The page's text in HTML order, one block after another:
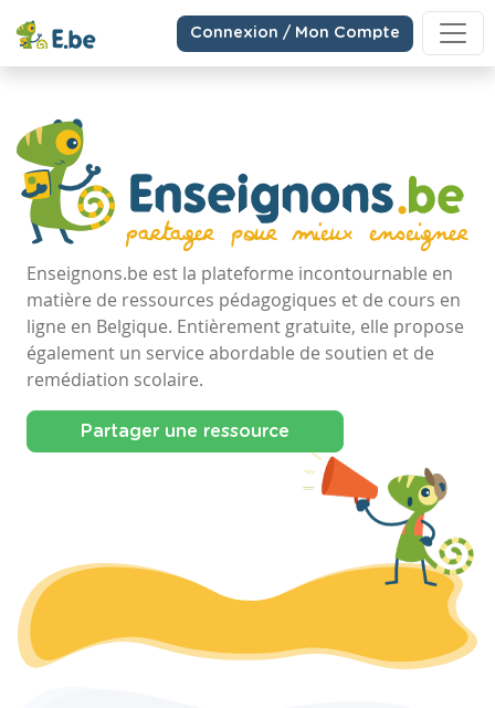
Connexion / Mon Compte
Enseignons.be est la plateforme incontournable en
matière de ressources pédagogiques et de cours en
ligne en Belgique. Entièrement gratuite, elle propose
également un service abordable de soutien et de
remédiation scolaire.
Partager une ressource